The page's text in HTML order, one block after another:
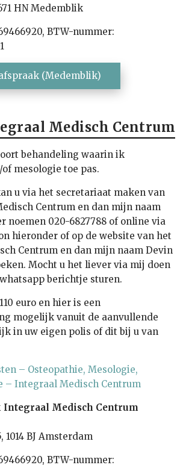
HN Medemblik
BTW-nummer:
(Medemblik)
Medisch Centrum
behandeling waarin ik
mesologie toe pas.
u via het secretariaat maken van
Centrum en dan mijn naam
noemen 020-6827788 of online via
hieronder of op de website van het
Centrum en dan mijn naam Devin
Mocht u het liever via mij doen
berichtje sturen.
euro en hier is een
mogelijk vanuit de aanvullende
in uw eigen polis of dit bij u van
– Osteopathie, Mesologie,
– Integraal Medisch Centrum
Medisch Centrum
1014 BJ Amsterdam
BTW-nummer: